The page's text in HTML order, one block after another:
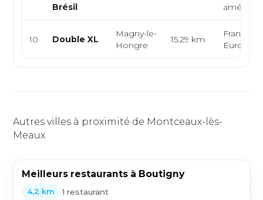
Brésil
10 Double XL
Magny-le-
Hongre
15.29 km
Française,
Autres villes à proximité de Montceaux-lès-
Meaux
Meilleurs restaurants à Boutigny
4,2 km •1 restaurant